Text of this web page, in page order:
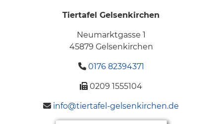
Tiertafel Gelsenkirchen
Neumarktgasse 1
45879 Gelsenkirchen
0176 82394371
0209 1555104
info@tiertafel-gelsenkirchen.de